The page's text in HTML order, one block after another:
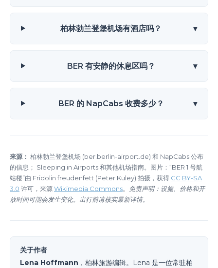
柏林勃兰登堡机场有酒店吗？ ▾
BER 有安静的休息区吗？ ▾
BER 的 NapCabs 收费多少？ ▾
来源： 柏林勃兰登堡机场 (ber.berlin-airport.de) 和 NapCabs 公布
的信息； Sleeping in Airports 和其他机场指南。图片：“BER 1 号航
站楼”由 Fridolin freudenfett (Peter Kuley) 拍摄，获得 CC BY-SA
3.0 许可，来源Wikimedia Commons。
免责声明：设施、价格和开
放时间可能会发生变化。出行前请核实最新详情。
关于作者
Lena Hoffmann ，柏林旅游编辑。Lena 是一位常驻柏